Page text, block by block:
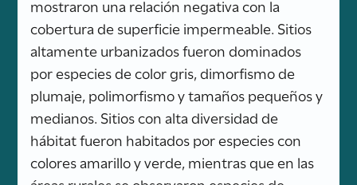
mostraron una relación negativa con la
cobertura de superficie impermeable. Sitios
altamente urbanizados fueron dominados
por especies de color gris, dimorfismo de
plumaje, polimorfismo y tamaños pequeños y
medianos. Sitios con alta diversidad de
hábitat fueron habitados por especies con
colores amarillo y verde, mientras que en las